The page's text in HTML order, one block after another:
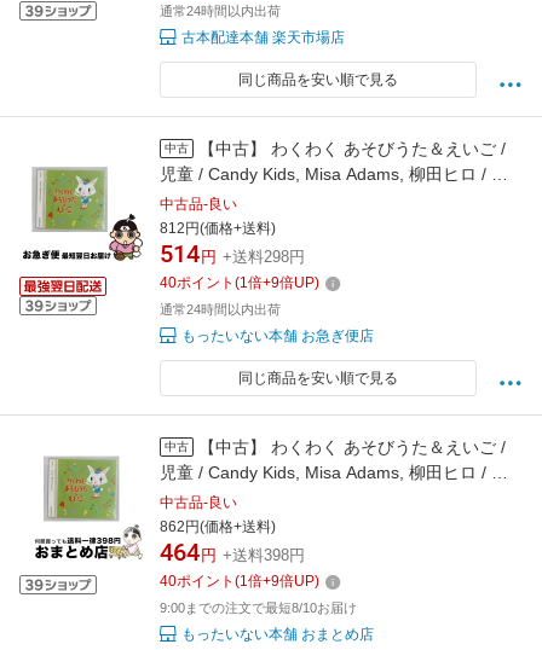
通常24時間以内出荷
古本配達本舗 楽天市場店
同じ商品を安い順で見る
中古
【中古】 わくわく あそびうた＆えいご /
児童 / Candy Kids, Misa Adams, 柳田ヒロ / キ
ングレコード [CD]【ネコポス発送】
中古品-良い
812円(価格+送料)
514 円 +送料298円
40ポイント (1倍+9倍UP)
通常24時間以内出荷
もったいない本舗 お急ぎ便店
同じ商品を安い順で見る
中古
【中古】 わくわく あそびうた＆えいご /
児童 / Candy Kids, Misa Adams, 柳田ヒロ / キ
ングレコード [CD]【宅配便出荷】
中古品-良い
862円(価格+送料)
464 円 +送料398円
40ポイント (1倍+9倍UP)
9:00までの注文で最短8/10お届け
もったいない本舗 おまとめ店